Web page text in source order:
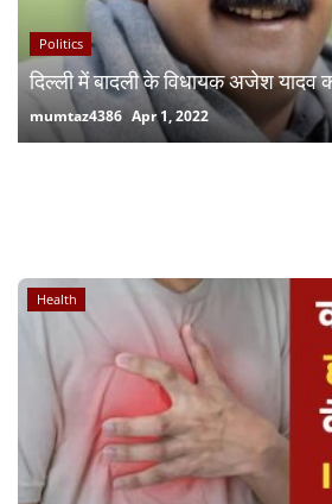
Politics
दिल्ली में बादली के विधायक अजेश यादव
mumtaz4386 Apr 1, 2022
Health